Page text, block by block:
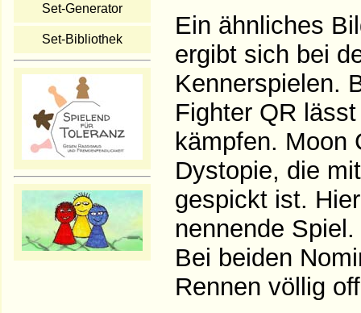
Set-Generator
Set-Bibliothek
Ein ähnliches
ergibt sich bei
Kennerspielen.
Fighter QR
kämpfen. Moon
Dystopie, die
gespickt ist.
nennende Spiel.
Bei beiden
Rennen völlig